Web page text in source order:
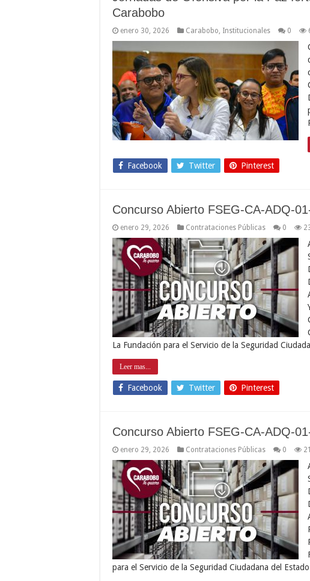
Carabobo
enero 30, 2026 Carabobo Institucionales 0
Facebook Twitter Pinterest
Concurso Abierto FSEG-CA-ADQ-
enero 29, 2026 Contrataciones Públicas 0
La Fundación para el Servicio de la Seguridad
Leer mas...
Facebook Twitter Pinterest
Concurso Abierto FSEG-CA-ADQ-
enero 29, 2026 Contrataciones Públicas 0
para el Servicio de la Seguridad Ciudadana del